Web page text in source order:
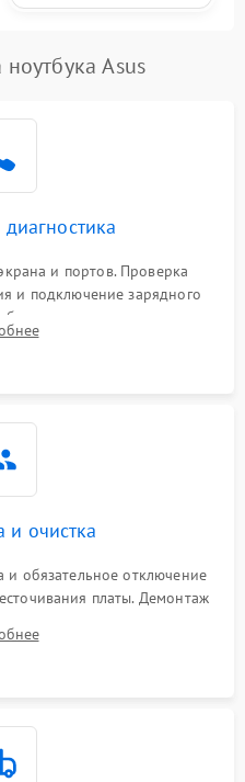
Asus
и портов. Проверка
и подключение зарядного
тока с помощью
для локализации проблемы.
и очистка
и обязательное отключение
платы. Демонтаж
кристаллов чипов.